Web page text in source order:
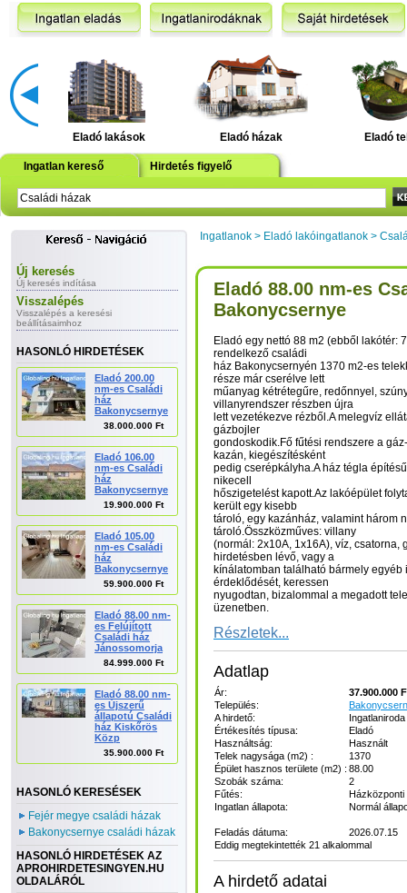
Eladó lakások Eladó házak Eladó
Ingatlan kereső Hirdetés figyelő
Új keresés
Új keresés indítása
Visszalépés
Visszalépés a keresési
beállításaimhoz
HASONLÓ HIRDETÉSEK
Eladó 200.00
nm-es Családi
ház
Bakonycsernye
38.000.000 Ft
Eladó 106.00
nm-es Családi
ház
Bakonycsernye
19.900.000 Ft
Eladó 105.00
nm-es Családi
ház
Bakonycsernye
59.900.000 Ft
Eladó 88.00 nm-
es Felújított
Családi ház
Jánossomorja
84.999.000 Ft
Eladó 88.00 nm-
es Újszerű
állapotú Családi
ház Kiskőrös
Közp
35.900.000 Ft
HASONLÓ KERESÉSEK
Fejér megye családi házak
Bakonycsernye családi házak
HASONLÓ HIRDETÉSEK AZ
APROHIRDETESINGYEN.HU
OLDALÁRÓL
Ingatlanok > Eladó lakóingatlanok >
Eladó 88.00 nm-es
Bakonycsernye
Eladó egy nettó 88 m2 (ebből lakótér:
rendelkező családi
ház Bakonycsernyén 1370 m2-es
része már cserélve lett
műanyag kétrétegűre, redőnnyel,
villanyrendszer részben újra
lett vezetékezve rézből.A melegvíz
gázbojler
gondoskodik.Fő fűtési rendszere a
kazán, kiegészítésként
pedig cserépkályha.A ház tégla
nikecell
hőszigetelést kapott.Az lakóépület
került egy kisebb
tároló, egy kazánház, valamint három
tároló.Összközműves: villany
(normál: 2x10A, 1x16A), víz, csatorna,
hirdetésben lévő, vagy a
kínálatomban található bármely egyéb
érdeklődését, keressen
nyugodtan, bizalommal a megadott
üzenetben.
Részletek...
Adatlap
Ár:
37.900.000
Település:
A hirdető:
Értékesítés típusa:
Eladó
Használtság:
Használt
Telek nagysága (m2) :
1370
Épület hasznos területe (m2) : 88.00
Szobák száma:
2
Fűtés:
Házközponti
Ingatlan állapota:
Normál
Feladás dátuma:
2026.07.15
Eddig megtekintették 21 alkalommal
A hirdető adatai